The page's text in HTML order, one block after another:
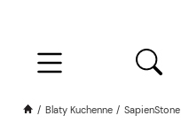
Blaty Kuchenne SapienStone